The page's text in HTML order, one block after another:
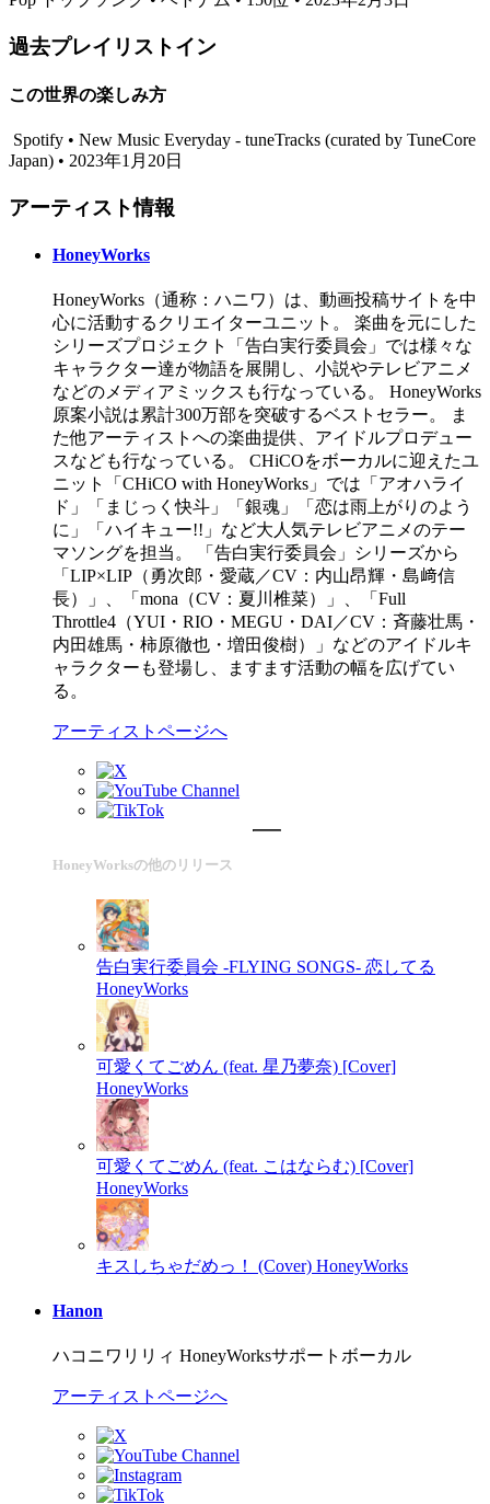
過去プレイリストイン
この世界の楽しみ方
Spotify • New Music Everyday - tuneTracks (curated by TuneCore
Japan) • 2023年1月20日
アーティスト情報
HoneyWorks
HoneyWorks（通称：ハニワ）は、動画投稿サイトを中
心に活動するクリエイターユニット。 楽曲を元にした
シリーズプロジェクト「告白実行委員会」では様々な
キャラクター達が物語を展開し、小説やテレビアニメ
などのメディアミックスも行なっている。 HoneyWorks
原案小説は累計300万部を突破するベストセラー。 ま
た他アーティストへの楽曲提供、アイドルプロデュー
スなども行なっている。 CHiCOをボーカルに迎えたユ
ニット「CHiCO with HoneyWorks」では「アオハライ
ド」「まじっく快斗」「銀魂」「恋は雨上がりのよう
に」「ハイキュー!!」など大人気テレビアニメのテー
マソングを担当。 「告白実行委員会」シリーズから
「LIP×LIP（勇次郎・愛蔵／CV：内山昂輝・島﨑信
長）」、「mona（CV：夏川椎菜）」、「Full
Throttle4（YUI・RIO・MEGU・DAI／CV：斉藤壮馬・
内田雄馬・柿原徹也・増田俊樹）」などのアイドルキ
ャラクターも登場し、ますます活動の幅を広げてい
る。
アーティストページへ
HoneyWorksの他のリリース
告白実行委員会 -FLYING SONGS- 恋してる
HoneyWorks
可愛くてごめん (feat. 星乃夢奈) [Cover]
HoneyWorks
可愛くてごめん (feat. こはならむ) [Cover]
HoneyWorks
キスしちゃだめっ！ (Cover) HoneyWorks
Hanon
ハコニワリリィ HoneyWorksサポートボーカル
アーティストページへ